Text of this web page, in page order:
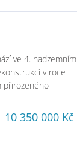
ve 4. nadzemním
v roce
přirozeného
10 350 000 Kč